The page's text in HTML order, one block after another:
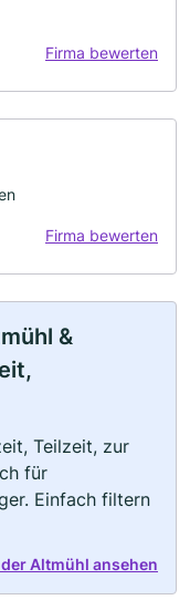
Firma bewerten
Firma bewerten
&
Teilzeit, zur
für
Einfach filtern
Altmühl ansehen